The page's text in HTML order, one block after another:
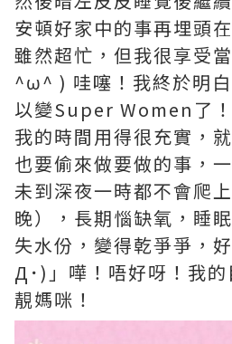
安頓好家中的事再埋頭
雖然超忙，但我很享受
^ω^ ) 哇噻！我終於明
以變Super Women了！
我的時間用得很充實，
也要偷來做要做的事，
未到深夜一時都不會爬
晚），長期惱缺氧，睡
失水份，變得乾爭爭，
Д･)」嘩！唔好呀！我
靚媽咪！